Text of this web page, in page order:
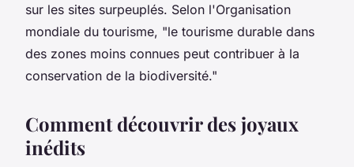
sur les sites surpeuplés. Selon l'Organisation
mondiale du tourisme, "le tourisme durable dans
des zones moins connues peut contribuer à la
conservation de la biodiversité."
Comment découvrir des joyaux
inédits